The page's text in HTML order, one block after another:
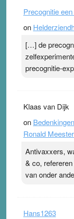
Precognitie
on
[…] de
precognitie-
Klaas van Dijk
on
Ronald
Antivaxxers,
& co,
van onder
Hans1263